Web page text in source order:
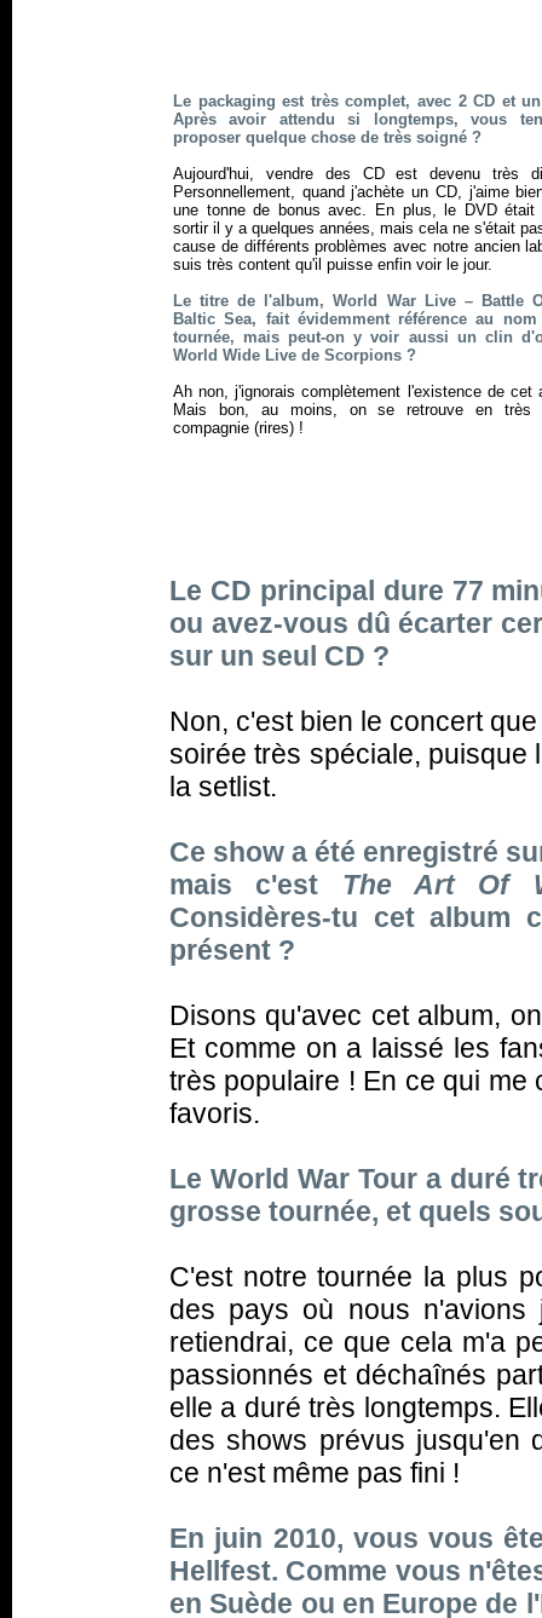
Le packaging est très complet, avec 2 CD et
Après avoir attendu si longtemps, vous
proposer quelque chose de très soigné ?
Aujourd'hui, vendre des CD est devenu très
Personnellement, quand j'achète un CD, j'aime
une tonne de bonus avec. En plus, le DVD était
sortir il y a quelques années, mais cela ne s'était
cause de différents problèmes avec notre ancien
suis très content qu'il puisse enfin voir le jour.
Le titre de l'album, World War Live – Battle
Baltic Sea, fait évidemment référence au
tournée, mais peut-on y voir aussi un clin
World Wide Live de Scorpions ?
Ah non, j'ignorais complètement l'existence de cet
Mais bon, au moins, on se retrouve en très
compagnie (rires) !
Le CD principal dure 77
ou avez-vous dû écarter
sur un seul CD ?
Non, c'est bien le concert
soirée très spéciale, puisque
la setlist.
Ce show a été enregistré
mais c'est The Art Of
Considères-tu cet album
présent ?
Disons qu'avec cet album,
Et comme on a laissé les
très populaire ! En ce qui
favoris.
Le World War Tour a duré
grosse tournée, et quels
C'est notre tournée la plus
des pays où nous n'avions
retiendrai, ce que cela m'a
passionnés et déchaînés
elle a duré très longtemps.
des shows prévus jusqu'en
ce n'est même pas fini !
En juin 2010, vous vous
Hellfest. Comme vous
en Suède ou en Europe de